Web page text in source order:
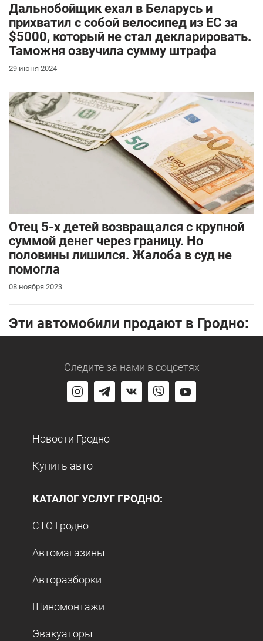
Дальнобойщик ехал в Беларусь и
прихватил с собой велосипед из ЕС за
$5000, который не стал декларировать.
Таможня озвучила сумму штрафа
29 июня 2024
Отец 5-х детей возвращался с крупной
суммой денег через границу. Но
половины лишился. Жалоба в суд не
помогла
08 ноября 2023
Эти автомобили продают в Гродно:
Следите за нами в соцсетях
Новости Гродно
Купить авто
КАТАЛОГ УСЛУГ ГРОДНО:
СТО Гродно
Автомагазины
Авторазборки
Шиномонтажи
Эвакуаторы